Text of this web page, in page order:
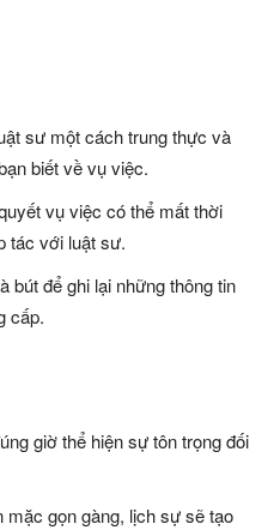
sư một cách trung thực và
biết về vụ việc.
vụ việc có thể mất thời
tác với luật sư.
bút để ghi lại những thông tin
cấp.
giờ thể hiện sự tôn trọng đối
mặc gọn gàng, lịch sự sẽ tạo